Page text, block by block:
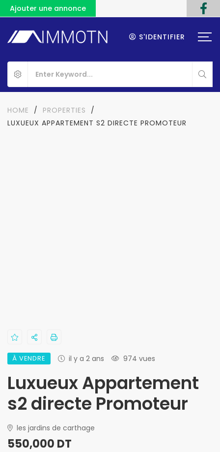
Ajouter une annonce
S'IDENTIFIER
HOME / PROPERTIES
/
LUXUEUX APPARTEMENT S2 DIRECTE PROMOTEUR
À VENDRE il y a 2 ans 974 vues
Luxueux Appartement
s2 directe Promoteur
les jardins de carthage
550,000 DT